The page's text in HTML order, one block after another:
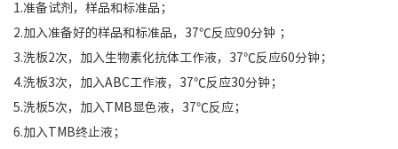
1.准备试剂，样品和标准品；
2.加入准备好的样品和标准品，37℃反应90分钟 ；
3.洗板2次，加入生物素化抗体工作液，37℃反应60分钟；
4.洗板3次，加入ABC工作液，37℃反应30分钟；
5.洗板5次，加入TMB显色液，37℃反应；
6.加入TMB终止液；